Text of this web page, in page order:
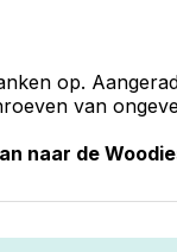
op.
van
naar de